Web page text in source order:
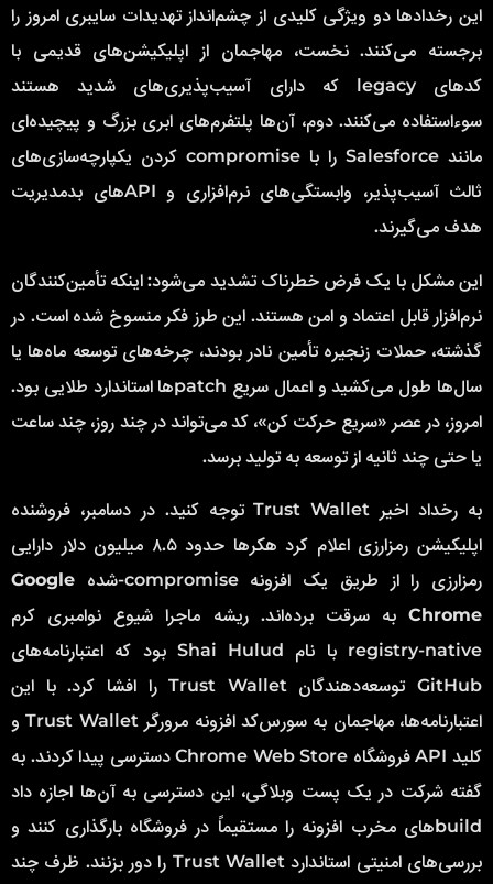
این رخدادها دو ویژگی کلیدی از چشم‌انداز تهدیدات سایبری امروز را
برجسته می‌کنند. نخست، مهاجمان از اپلیکیشن‌های قدیمی با
کدهای legacy که دارای آسیب‌پذیری‌های شدید هستند
سوءاستفاده می‌کنند. دوم، آن‌ها پلتفرم‌های ابری بزرگ و پیچیده‌ای
مانند Salesforce را با compromise کردن یکپارچه‌سازی‌های
ثالث آسیب‌پذیر، وابستگی‌های نرم‌افزاری و APIهای بدمدیریت
هدف می‌گیرند.
این مشکل با یک فرض خطرناک تشدید می‌شود: اینکه تأمین‌کنندگان
نرم‌افزار قابل اعتماد و امن هستند. این طرز فکر منسوخ شده است. در
گذشته، حملات زنجیره تأمین نادر بودند، چرخه‌های توسعه ماه‌ها یا
سال‌ها طول می‌کشید و اعمال سریع patchها استاندارد طلایی بود.
امروز، در عصر «سریع حرکت کن»، کد می‌تواند در چند روز، چند ساعت
یا حتی چند ثانیه از توسعه به تولید برسد.
به رخداد اخیر Trust Wallet توجه کنید. در دسامبر، فروشنده
اپلیکیشن رمزارزی اعلام کرد هکرها حدود ۸.۵ میلیون دلار دارایی
رمزارزی را از طریق یک افزونه compromise-شده
Google
Chrome به سرقت برده‌اند. ریشه ماجرا شیوع نوامبری کرم
registry-native با نام Shai Hulud بود که اعتبارنامه‌های
GitHub توسعه‌دهندگان Trust Wallet را افشا کرد. با این
اعتبارنامه‌ها، مهاجمان به سورس‌کد افزونه مرورگر Trust Wallet و
کلید API فروشگاه Chrome Web Store دسترسی پیدا کردند. به
گفته شرکت در یک پست وبلاگی، این دسترسی به آن‌ها اجازه داد
buildهای مخرب افزونه را مستقیماً در فروشگاه بارگذاری کنند و
بررسی‌های امنیتی استاندارد Trust Wallet را دور بزنند. ظرف چند